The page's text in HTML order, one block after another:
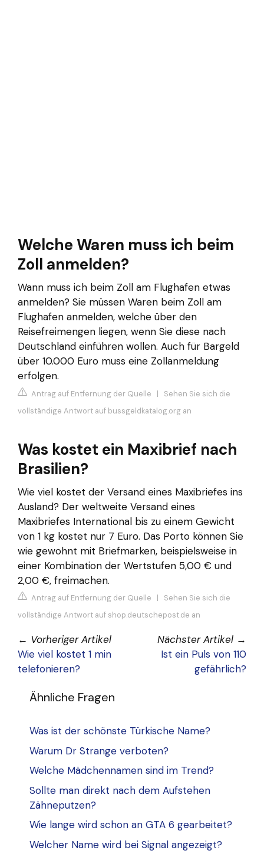
Welche Waren muss ich beim
Zoll anmelden?
Wann muss ich beim Zoll am Flughafen etwas
anmelden? Sie müssen Waren beim Zoll am
Flughafen anmelden, welche über den
Reisefreimengen liegen, wenn Sie diese nach
Deutschland einführen wollen. Auch für Bargeld
über 10.000 Euro muss eine Zollanmeldung
erfolgen.
Antrag auf Entfernung der Quelle | Sehen Sie sich die
vollständige Antwort auf bussgeldkatalog.org an
Was kostet ein Maxibrief nach
Brasilien?
Wie viel kostet der Versand eines Maxibriefes ins
Ausland? Der weltweite Versand eines
Maxibriefes International bis zu einem Gewicht
von 1 kg kostet nur 7 Euro. Das Porto können Sie
wie gewohnt mit Briefmarken, beispielsweise in
einer Kombination der Wertstufen 5,00 € und
2,00 €, freimachen.
Antrag auf Entfernung der Quelle | Sehen Sie sich die
vollständige Antwort auf shop.deutschepost.de an
← Vorheriger Artikel
Wie viel kostet 1 min
telefonieren?
Nächster Artikel →
Ist ein Puls von 110
gefährlich?
Ähnliche Fragen
Was ist der schönste Türkische Name?
Warum Dr Strange verboten?
Welche Mädchennamen sind im Trend?
Sollte man direkt nach dem Aufstehen
Zähneputzen?
Wie lange wird schon an GTA 6 gearbeitet?
Welcher Name wird bei Signal angezeigt?